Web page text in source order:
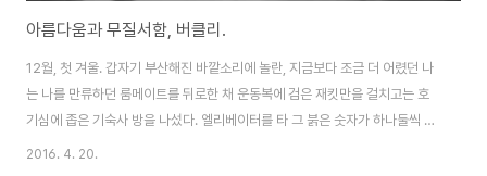
아름다움과 무질서함, 버클리.
12월, 첫 겨울. 갑자기 부산해진 바깥소리에 놀란, 지금보다 조금 더 어렸던 나
는 나를 만류하던 룸메이트를 뒤로한 채 운동복에 검은 재킷만을 걸치고는 호
기심에 좁은 기숙사 방을 나섰다. 엘리베이터를 타 그 붉은 숫자가 하나둘씩 줄
어가는 걸 가만히 바라봤고, 어느새 열린 문을 또 한번 나서며 언뜻 본 밖의 거
2016. 4. 20.